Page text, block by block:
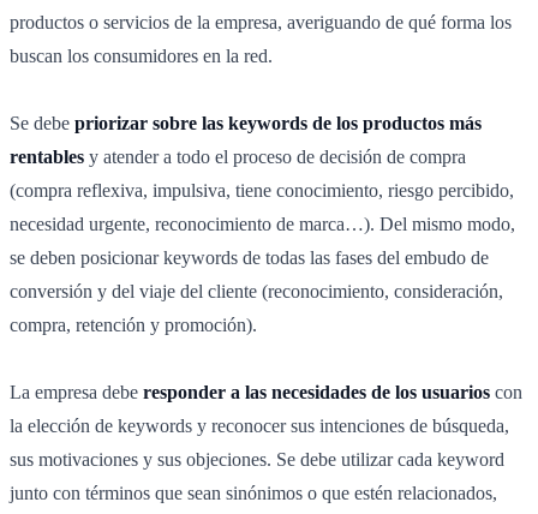
productos o servicios de la empresa, averiguando de qué forma los
buscan los consumidores en la red.
Se debe priorizar sobre las keywords de los productos más
rentables y atender a todo el proceso de decisión de compra
(compra reflexiva, impulsiva, tiene conocimiento, riesgo percibido,
necesidad urgente, reconocimiento de marca…). Del mismo modo,
se deben posicionar keywords de todas las fases del embudo de
conversión y del viaje del cliente (reconocimiento, consideración,
compra, retención y promoción).
La empresa debe responder a las necesidades de los usuarios con
la elección de keywords y reconocer sus intenciones de búsqueda,
sus motivaciones y sus objeciones. Se debe utilizar cada keyword
junto con términos que sean sinónimos o que estén relacionados,